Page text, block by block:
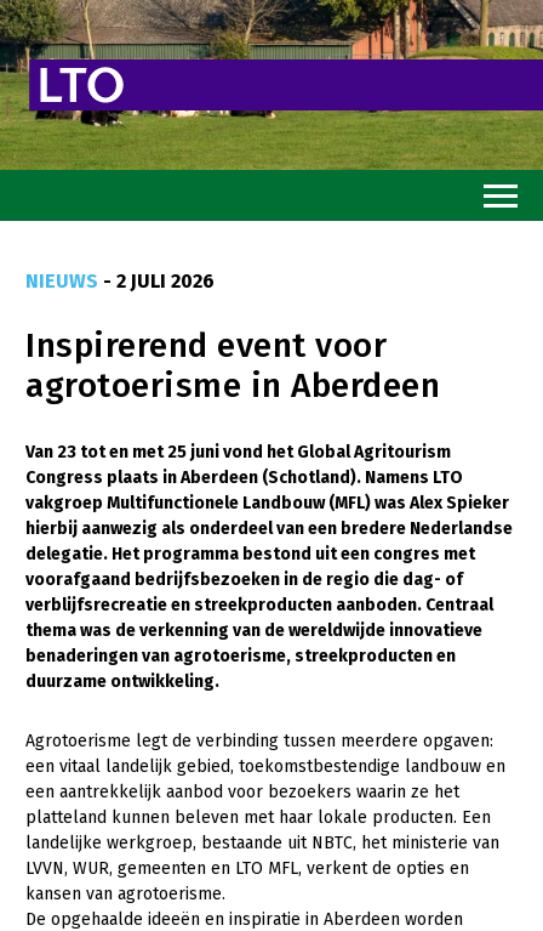
Goed eten
Mooi groen
Sterk ondernemerschap
Transitiepaden
Thema’s
Gezonde planten
Gezonde dieren
Natuur, klimaat en energie
Platteland en omgeving
Mens, ondernemerschap en onderwijs
Internationaal
Sectoren
NIEUWS - 2 JULI 2026
Inspirerend event voor
agrotoerisme in Aberdeen
Van 23 tot en met 25 juni vond het Global Agritourism
Congress plaats in Aberdeen (Schotland). Namens LTO
vakgroep Multifunctionele Landbouw (MFL) was Alex Spieker
hierbij aanwezig als onderdeel van een bredere Nederlandse
delegatie. Het programma bestond uit een congres met
voorafgaand bedrijfsbezoeken in de regio die dag- of
verblijfsrecreatie en streekproducten aanboden. Centraal
thema was de verkenning van de wereldwijde innovatieve
benaderingen van agrotoerisme, streekproducten en
duurzame ontwikkeling.
Agrotoerisme legt de verbinding tussen meerdere opgaven:
een vitaal landelijk gebied, toekomst­bestendige landbouw en
een aantrekkelijk aanbod voor bezoekers waarin ze het
platteland kunnen beleven met haar lokale producten. Een
landelijke werkgroep, bestaande uit NBTC, het ministerie van
LVVN, WUR, gemeenten en LTO MFL, verkent de opties en
kansen van agrotoerisme.
De opgehaalde ideeën en inspiratie in Aberdeen worden